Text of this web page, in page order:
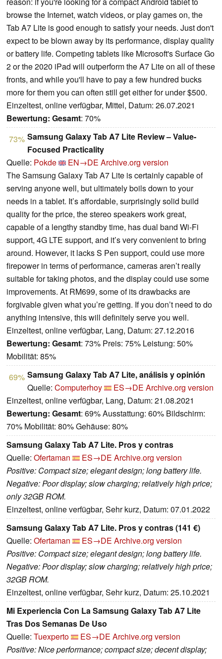
browse the Internet, watch videos, or play games on, the
Tab A7 Lite is good enough to satisfy your needs. Just don't
expect to be blown away by its performance, display quality
or battery life. Competing tablets like Microsoft's Surface Go
2 or the 2020 iPad will outperform the A7 Lite on all of these
fronts, and while you'll have to pay a few hundred bucks
more for them you can often still get either for under $500.
Einzeltest, online verfügbar, Mittel, Datum: 26.07.2021
Bewertung: Gesamt: 70%
73% Samsung Galaxy Tab A7 Lite Review – Value-
Focused Practicality
Quelle: Pokde EN→DE Archive.org version
The Samsung Galaxy Tab A7 Lite is certainly capable of
serving anyone well, but ultimately boils down to your
needs in a tablet. It’s affordable, surprisingly solid build
quality for the price, the stereo speakers work great,
capable of a lengthy standby time, has dual band Wi-Fi
support, 4G LTE support, and it’s very convenient to bring
around. However, it lacks S Pen support, could use more
firepower in terms of performance, cameras aren’t really
suitable for taking photos, and the display could use some
improvements. At RM699, some of its drawbacks are
forgivable given what you’re getting. If you don’t need to do
anything intensive, this will definitely serve you well.
Einzeltest, online verfügbar, Lang, Datum: 27.12.2016
Bewertung: Gesamt: 73% Preis: 75% Leistung: 50%
Mobilität: 85%
69% Samsung Galaxy Tab A7 Lite, análisis y opinión
Quelle: Computerhoy ES→DE Archive.org version
Einzeltest, online verfügbar, Lang, Datum: 21.08.2021
Bewertung: Gesamt: 69% Ausstattung: 60% Bildschirm:
70% Mobilität: 80% Gehäuse: 80%
Samsung Galaxy Tab A7 Lite. Pros y contras
Quelle: Ofertaman ES→DE Archive.org version
Positive: Compact size; elegant design; long battery life.
Negative: Poor display; slow charging; relatively high price;
only 32GB ROM.
Einzeltest, online verfügbar, Sehr kurz, Datum: 07.01.2022
Samsung Galaxy Tab A7 Lite. Pros y contras (141 €)
Quelle: Ofertaman ES→DE Archive.org version
Positive: Compact size; elegant design; long battery life.
Negative: Poor display; slow charging; relatively high price;
32GB ROM.
Einzeltest, online verfügbar, Sehr kurz, Datum: 25.10.2021
Mi Experiencia Con La Samsung Galaxy Tab A7 Lite
Tras Dos Semanas De Uso
Quelle: Tuexperto ES→DE Archive.org version
Positive: Nice performance; compact size; decent display;